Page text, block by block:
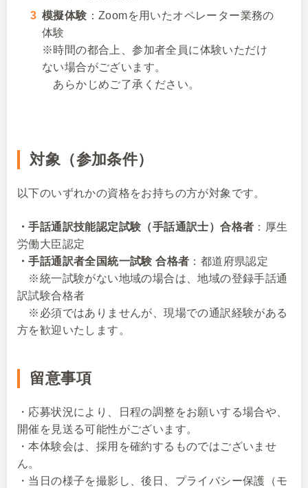
模擬体験 ：Zoomを用いたオペレーター業務の
体験
※時間の都合上、参加者全員に体験いただけ
ない場合がございます。
あらかじめご了承ください。
対象（参加条件）
以下のいずれかの資格をお持ちの方が対象です。
・手話通訳技能認定試験（手話通訳士）合格者 ：厚生
労働大臣認定
・手話通訳者全国統一試験 合格者 ：都道府県認定
※統一試験がない地域の場合は、地域の登録手話通
訳試験合格者
※必須ではありませんが、現場での通訳経験がある
方を歓迎いたします。
留意事項
・応募状況により、日程の調整をお願いする場合や、
開催を見送る可能性がございます。
・本体験会は、採用を確約するものではございませ
ん。
・当日の様子を撮影し、後日、プライバシー保護（モ